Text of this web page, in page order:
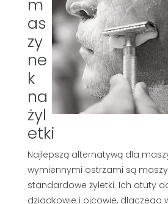
m
as
zy
ne
k
na
żyl
etki
Najlepszą alternatywą dla
wymiennymi ostrzami są
standardowe żyletki. Ich atuty
dziadkowie i ojcowie, dlaczego